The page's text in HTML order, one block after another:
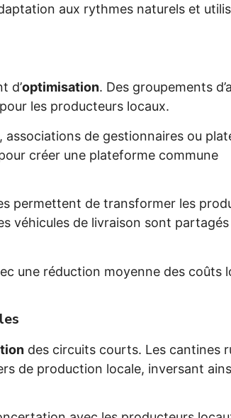
aux rythmes naturels et
d’optimisation. Des groupements
les producteurs locaux.
de gestionnaires ou
créer une plateforme commune
permettent de transformer les
véhicules de livraison sont
une réduction moyenne des coûts
des circuits courts. Les cantines
de production locale, inversant